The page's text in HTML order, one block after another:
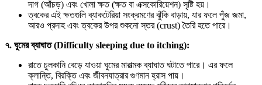
দাগ (আঁচড়) এবং খোলা ক্ষত (ক্ষত বা এক্সকোরিয়েশন) সৃষ্টি হয়।
ত্বকের এই ক্ষতগুলি ব্যাকটেরিয়া সংক্রমণের ঝুঁকি বাড়ায়, যার ফলে পুঁজ জমা,
আরও প্রদাহ এবং ত্বকের উপর শুকনো স্তর (crust) তৈরি হতে পারে।
৭. ঘুমের ব্যাঘাত (Difficulty sleeping due to itching):
রাতে চুলকানি বেড়ে যাওয়া ঘুমের মারাত্মক ব্যাঘাত ঘটাতে পারে। এর ফলে
ক্লান্তি, বিরক্তি এবং জীবনযাত্রার গুণমান হ্রাস পায়।